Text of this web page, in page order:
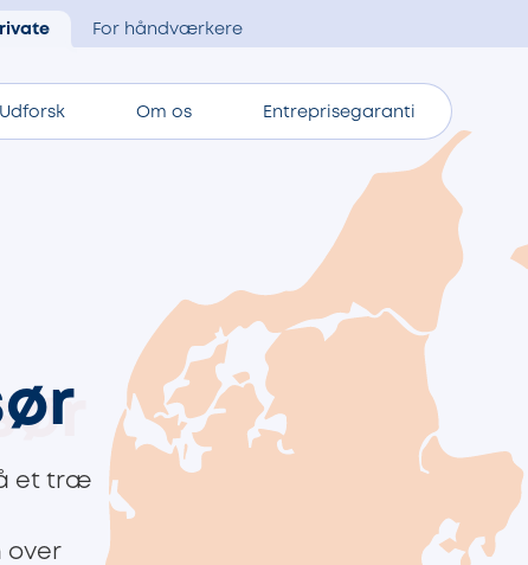
For håndværkere
Udforsk Om os Entreprisegaranti
et træ
over